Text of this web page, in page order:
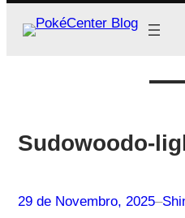
Sudowoodo-
29 de Novembro, 2025–